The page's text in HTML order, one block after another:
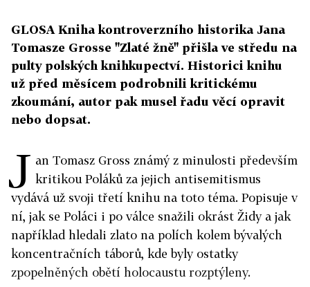
GLOSA Kniha kontroverzního historika Jana
Tomasze Grosse "Zlaté žně" přišla ve středu na
pulty polských knihkupectví. Historici knihu
už před měsícem podrobnili kritickému
zkoumání, autor pak musel řadu věcí opravit
nebo dopsat.
J an Tomasz Gross známý z minulosti především
kritikou Poláků za jejich antisemitismus
vydává už svoji třetí knihu na toto téma. Popisuje v
ní, jak se Poláci i po válce snažili okrást Židy a jak
například hledali zlato na polích kolem bývalých
koncentračních táborů, kde byly ostatky
zpopelněných obětí holocaustu rozptýleny.